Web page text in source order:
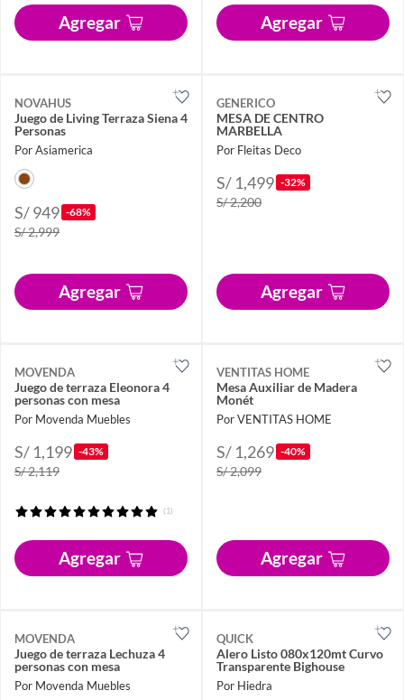
Agregar Agregar
NOVAHUS
Juego de Living Terraza Siena 4
Personas
Por Asiamerica
S/ 949 -68%
S/ 2,999
Agregar
GENERICO
MESA DE CENTRO
MARBELLA
Por Fleitas Deco
S/ 1,499 -32%
S/ 2,200
Agregar
MOVENDA
Juego de terraza Eleonora 4
personas con mesa
Por Movenda Muebles
S/ 1,199 -43%
S/ 2,119
(1)
Agregar
VENTITAS HOME
Mesa Auxiliar de Madera
Monét
Por VENTITAS HOME
S/ 1,269 -40%
S/ 2,099
Agregar
MOVENDA
Juego de terraza Lechuza 4
personas con mesa
Por Movenda Muebles
QUICK
Alero Listo 080x120mt Curvo
Transparente Bighouse
Por Hiedra